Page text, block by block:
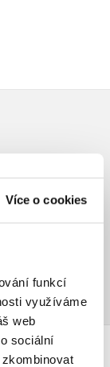
Více o cookies
funkcí
využíváme
web
sociální